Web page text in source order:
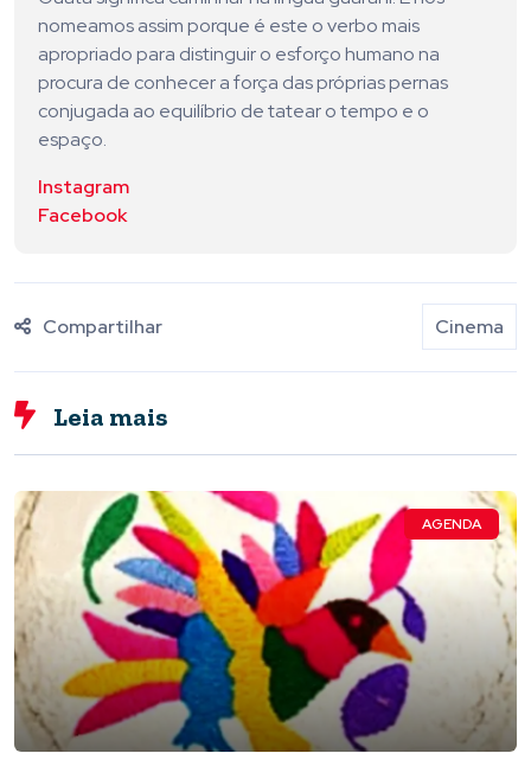
nomeamos assim porque é este o verbo mais
apropriado para distinguir o esforço humano na
procura de conhecer a força das próprias pernas
conjugada ao equilíbrio de tatear o tempo e o
espaço.
Instagram
Facebook
Compartilhar Cinema
Leia mais
AGENDA